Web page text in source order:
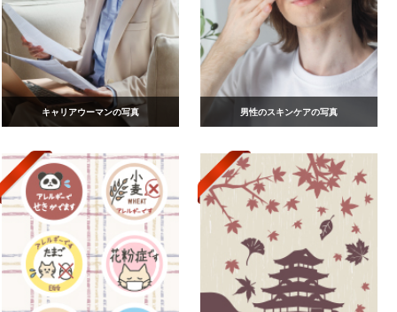
キャリアウーマンの写真 男性のスキンケアの写真